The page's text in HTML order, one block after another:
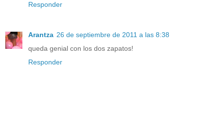
Responder
Arantza 26 de septiembre de 2011 a las 8:38
queda genial con los dos zapatos!
Responder